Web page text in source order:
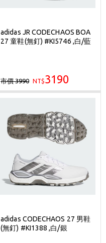
adidas JR CODECHAOS BOA
27 童鞋(無釘) #KI5746 ,白/藍
市價 3990 NT$3190
adidas CODECHAOS 27 男鞋
(無釘) #KI1388 ,白/銀